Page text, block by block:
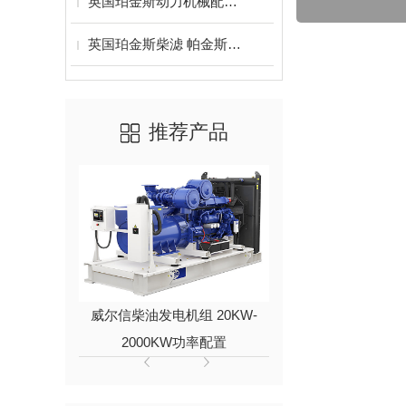
英国珀金斯柴滤 帕金斯柴油滤清器
推荐产品
威尔信柴油发电机组 20KW-
2000KW功率配置